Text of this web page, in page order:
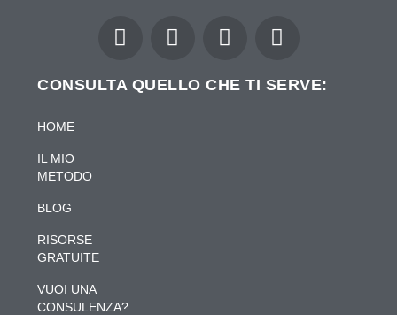
CONSULTA QUELLO CHE TI SERVE:
HOME
IL MIO
METODO
BLOG
RISORSE
GRATUITE
VUOI UNA
CONSULENZA?